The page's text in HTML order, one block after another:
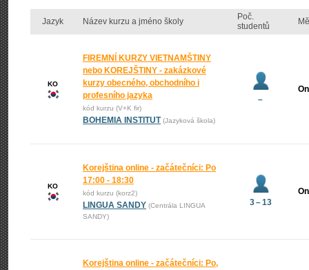
Jazyk Název kurzu a jméno školy
Poč.
studentů
KO
FIREMNÍ KURZY VIETNAMŠTINY
nebo KOREJŠTINY - zakázkové
kurzy obecného, obchodního i
profesního jazyka
kód kurzu (V+K fir)
BOHEMIA INSTITUT (Jazyková škola)
–
KO
Korejština online - začátečníci: Po
17:00 - 18:30
kód kurzu (korz2)
LINGUA SANDY (Centrála LINGUA
SANDY)
3 – 13
Korejština online - začátečníci: Po,